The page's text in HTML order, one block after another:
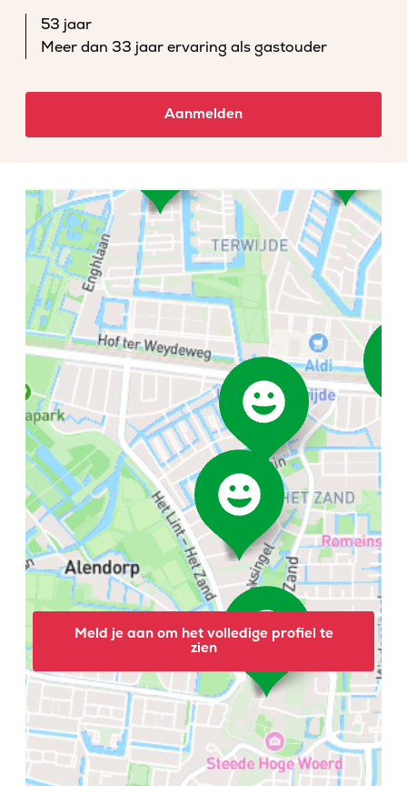
53 jaar
Meer dan 33 jaar ervaring als gastouder
Aanmelden
Meld je aan om het volledige profiel te
zien